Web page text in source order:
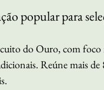
popular para
do Ouro, com foco
Reúne mais